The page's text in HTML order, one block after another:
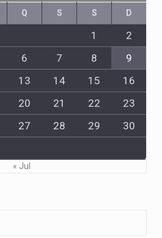
Q S S D
1
2
6 7 8
9
13 14 15
16
20 21 22
23
27 28 29
30
« Jul